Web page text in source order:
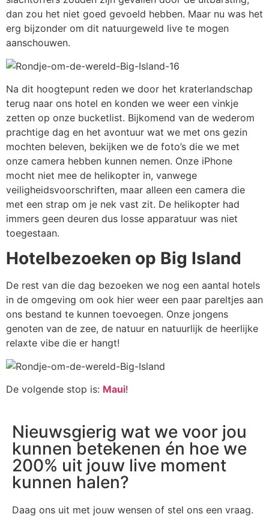
dan zou het niet goed gevoeld hebben. Maar nu was het
erg bijzonder om dit natuurgeweld live te mogen
aanschouwen.
Na dit hoogtepunt reden we door het kraterlandschap
terug naar ons hotel en konden we weer een vinkje
zetten op onze bucketlist. Bijkomend van de wederom
prachtige dag en het avontuur wat we met ons gezin
mochten beleven, bekijken we de foto’s die we met
onze camera hebben kunnen nemen. Onze iPhone
mocht niet mee de helikopter in, vanwege
veiligheidsvoorschriften, maar alleen een camera die
met een strap om je nek vast zit. De helikopter had
immers geen deuren dus losse apparatuur was niet
toegestaan.
Hotelbezoeken op Big Island
De rest van die dag bezoeken we nog een aantal hotels
in de omgeving om ook hier weer een paar pareltjes aan
ons bestand te kunnen toevoegen. Onze jongens
genoten van de zee, de natuur en natuurlijk de heerlijke
relaxte vibe die er hangt!
De volgende stop is: Maui!
Nieuwsgierig wat we voor jou
kunnen betekenen én hoe we
200% uit jouw live moment
kunnen halen?
Daag ons uit met jouw wensen of stel ons een vraag.